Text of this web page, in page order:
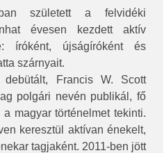
ban született a felvidéki
évesen kezdett aktív
íróként, újságíróként és
szárnyait.
debütált, Francis W. Scott
polgári nevén publikál, fő
magyar történelmet tekinti.
keresztül aktívan énekelt,
tagjaként. 2011-ben jött